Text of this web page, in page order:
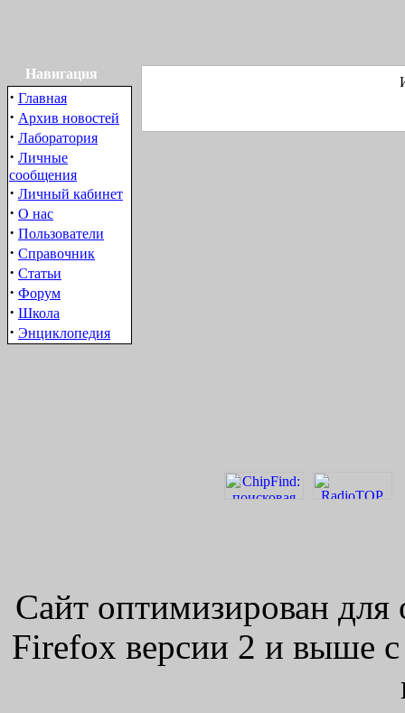
Навигация
· Главная
· Архив новостей
· Лаборатория
· Личные
сообщения
· Личный кабинет
· О нас
· Пользователи
· Справочник
· Статьи
· Форум
· Школа
· Энциклопедия
Сайт оптимизирован для
Firefox версии 2 и выше